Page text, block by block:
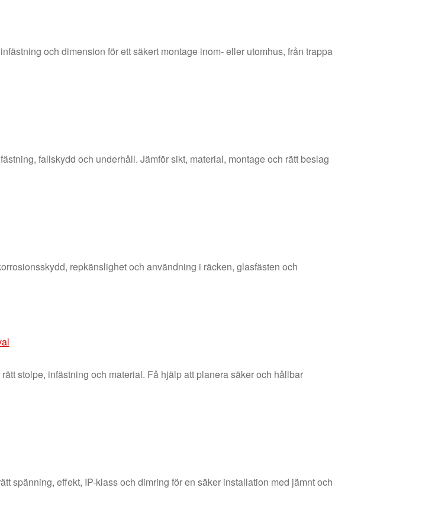
och dimension för ett säkert montage inom- eller utomhus, från trappa
fallskydd och underhåll. Jämför sikt, material, montage och rätt beslag
repkänslighet och användning i räcken, glasfästen och
stolpe, infästning och material. Få hjälp att planera säker och hållbar
spänning, effekt, IP-klass och dimring för en säker installation med jämnt och